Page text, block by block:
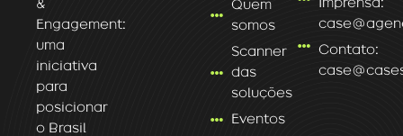
&
Engagement:
uma
iniciativa
para
posicionar
o Brasil
Quem
somos
Scanner
das
soluções
Eventos
Contato: